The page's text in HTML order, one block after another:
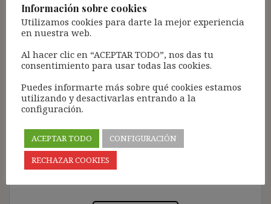
registrado (según los casos, es posible que tengan que
revisar la bandeja de «Spam»).
Más de 11.500 personas ya se han suscrito.
Lamento los inconvenientes que este trámite pueda
causar.
[Con el registro aceptas la política de privacidad del
blog: https://ignasibeltran.com/politica-de-privacidad/]
Información sobre cookies
Utilizamos cookies para darte la mejor experiencia
en nuestra web.
Al hacer clic en “ACEPTAR TODO”, nos das tu
consentimiento para usar todas las cookies.
Puedes informarte más sobre qué cookies estamos
utilizando y desactivarlas entrando a la
configuración.
ACEPTAR TODO
CONFIGURACIÓN
RECHAZAR COOKIES